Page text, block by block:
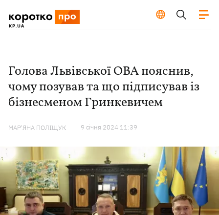
Голова Львівської ОВА пояснив,
чому позував та що підписував із
бізнесменом Гринкевичем
МАР'ЯНА ПОЛІЩУК 9 сiчня 2024 11:39